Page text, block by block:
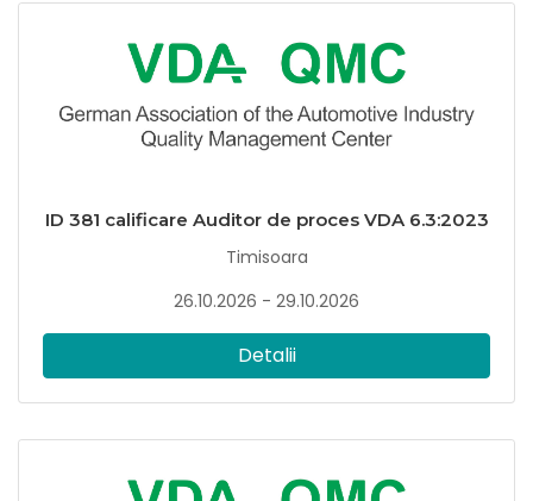
ID 381 calificare Auditor de proces VDA 6.3:2023
Timisoara
26.10.2026 - 29.10.2026
Detalii